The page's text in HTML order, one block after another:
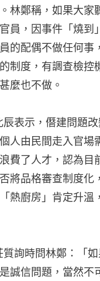
林鄭稱，如果大家
員，因事件「燒到
的配偶不做任何事
制度，有調查檢控
麼也不做。
辰表示，僭建問題
人由民間走入官場
費了人才，認為目
將品格審查制度化
熱廚房」肯定升溫
質詢時問林鄭：「
誠信問題，當然不